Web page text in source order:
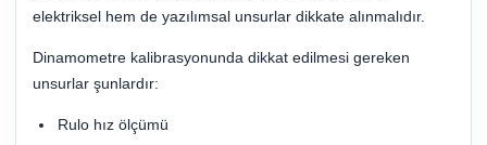
elektriksel hem de yazılımsal unsurlar dikkate alınmalıdır.
Dinamometre kalibrasyonunda dikkat edilmesi gereken
unsurlar şunlardır:
Rulo hız ölçümü